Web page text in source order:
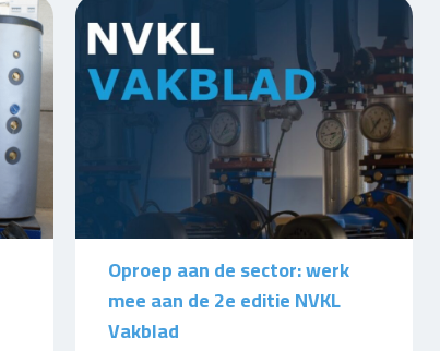
Oproep aan de sector: werk
mee aan de 2e editie NVKL
Vakblad